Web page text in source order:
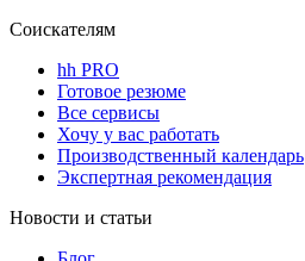
Соискателям
hh PRO
Готовое резюме
Все сервисы
Хочу у вас работать
Производственный календарь
Экспертная рекомендация
Новости и статьи